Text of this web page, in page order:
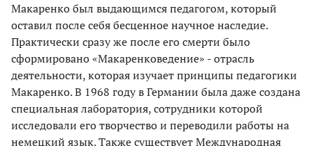
Макаренко был выдающимся педагогом, который
оставил после себя бесценное научное наследие.
Практически сразу же после его смерти было
сформировано «Макаренковедение» - отрасль
деятельности, которая изучает принципы педагогики
Макаренко. В 1968 году в Германии была даже создана
специальная лаборатория, сотрудники которой
исследовали его творчество и переводили работы на
немецкий язык. Также существует Международная